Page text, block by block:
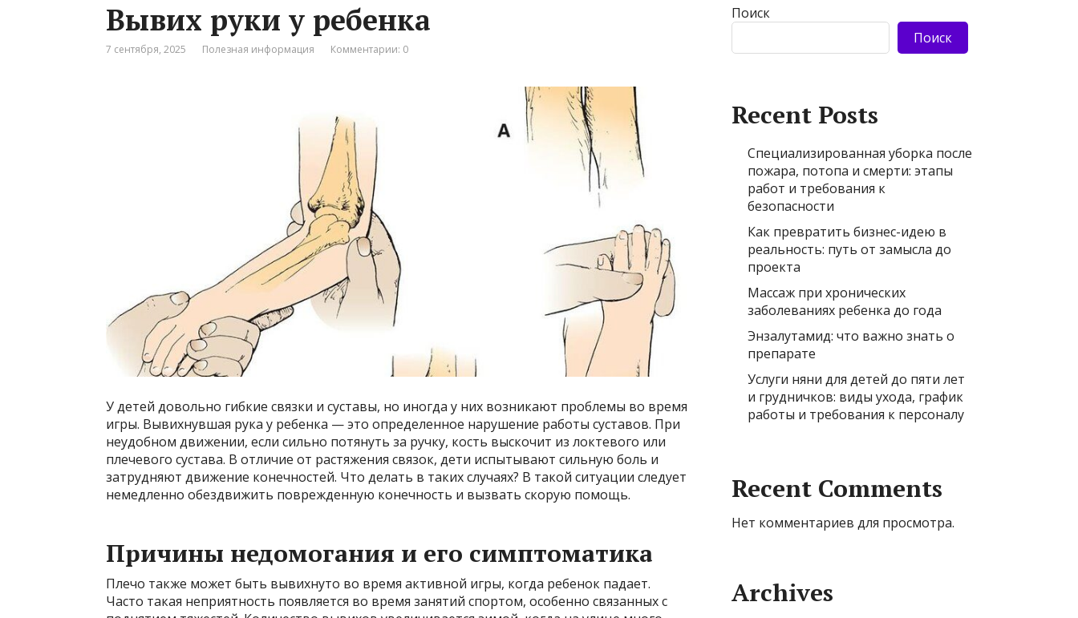
Вывих руки у ребенка
7 сентября, 2025 Полезная информация Комментарии: 0
У детей довольно гибкие связки и суставы, но иногда у них возникают проблемы во время
игры. Вывихнувшая рука у ребенка — это определенное нарушение работы суставов. При
неудобном движении, если сильно потянуть за ручку, кость выскочит из локтевого или
плечевого сустава. В отличие от растяжения связок, дети испытывают сильную боль и
затрудняют движение конечностей. Что делать в таких случаях? В такой ситуации следует
немедленно обездвижить поврежденную конечность и вызвать скорую помощь.
Причины недомогания и его симптоматика
Плечо также может быть вывихнуто во время активной игры, когда ребенок падает.
Часто такая неприятность появляется во время занятий спортом, особенно связанных с
Поиск
Поиск
Recent Posts
Специализированная уборка после
пожара, потопа и смерти: этапы
работ и требования к
безопасности
Как превратить бизнес-идею в
реальность: путь от замысла до
проекта
Массаж при хронических
заболеваниях ребенка до года
Энзалутамид: что важно знать о
препарате
Услуги няни для детей до пяти лет
и грудничков: виды ухода, график
работы и требования к персоналу
Recent Comments
Нет комментариев для просмотра.
Archives